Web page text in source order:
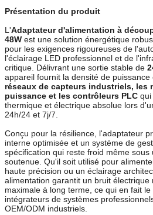
Présentation du produit
L'Adaptateur d'alimentation à
48W est une solution énergétique
pour les exigences rigoureuses de
l'éclairage LED professionnel et de
critique. Délivrant une sortie stable de
appareil fournit la densité de puissance
réseaux de capteurs industriels, les
puissance et les contrôleurs PLC qui
thermique et électrique absolue lors
24h/24 et 7j/7.
Conçu pour la résilience, l'adaptateur
interne optimisée et un système de
spécification qui reste froid même
soutenue. Qu'il soit utilisé pour
haute précision ou un éclairage
alimentation garantit un bruit électrique
maximale à long terme, ce qui en fait
intégrateurs de systèmes
OEM/ODM industriels.